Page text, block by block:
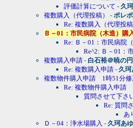
評価計算について - 久
複数購入（代理投稿）
- ポレ
Re: 複数購入（代理投稿
Ｂ－01：市民病院（木造）購
Re: Ｂ－01：市民病院
Re^2: Ｂ－01：
複数購入申請 - 白石裕＠暁の
Re: 複数購入申請 - 久珂
複数物件購入申請 1時51分修
Re: 複数物件購入申請
質問させて下さ
Re: 質問
あ
Ｄ－04：浄水場購入 - 久珂あ